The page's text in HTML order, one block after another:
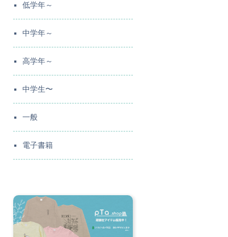
低学年～
中学年～
高学年～
中学生〜
一般
電子書籍